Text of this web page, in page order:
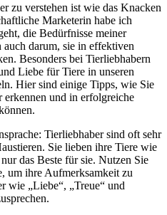
zu verstehen ist wie das Knacken
Marketerin habe ich
die​ Bedürfnisse meiner
darum, ⁤sie in effektiven
Besonders bei Tierliebhabern
Liebe für Tiere in​ unseren
Hier sind⁢ einige Tipps, ⁢wie Sie
erkennen ⁢und in erfolgreiche
Tierliebhaber‍ sind oft sehr
Sie lieben ihre Tiere wie
das Beste für sie. Nutzen Sie
um ihre Aufmerksamkeit zu
wie‌ „Liebe“, „Treue“ und